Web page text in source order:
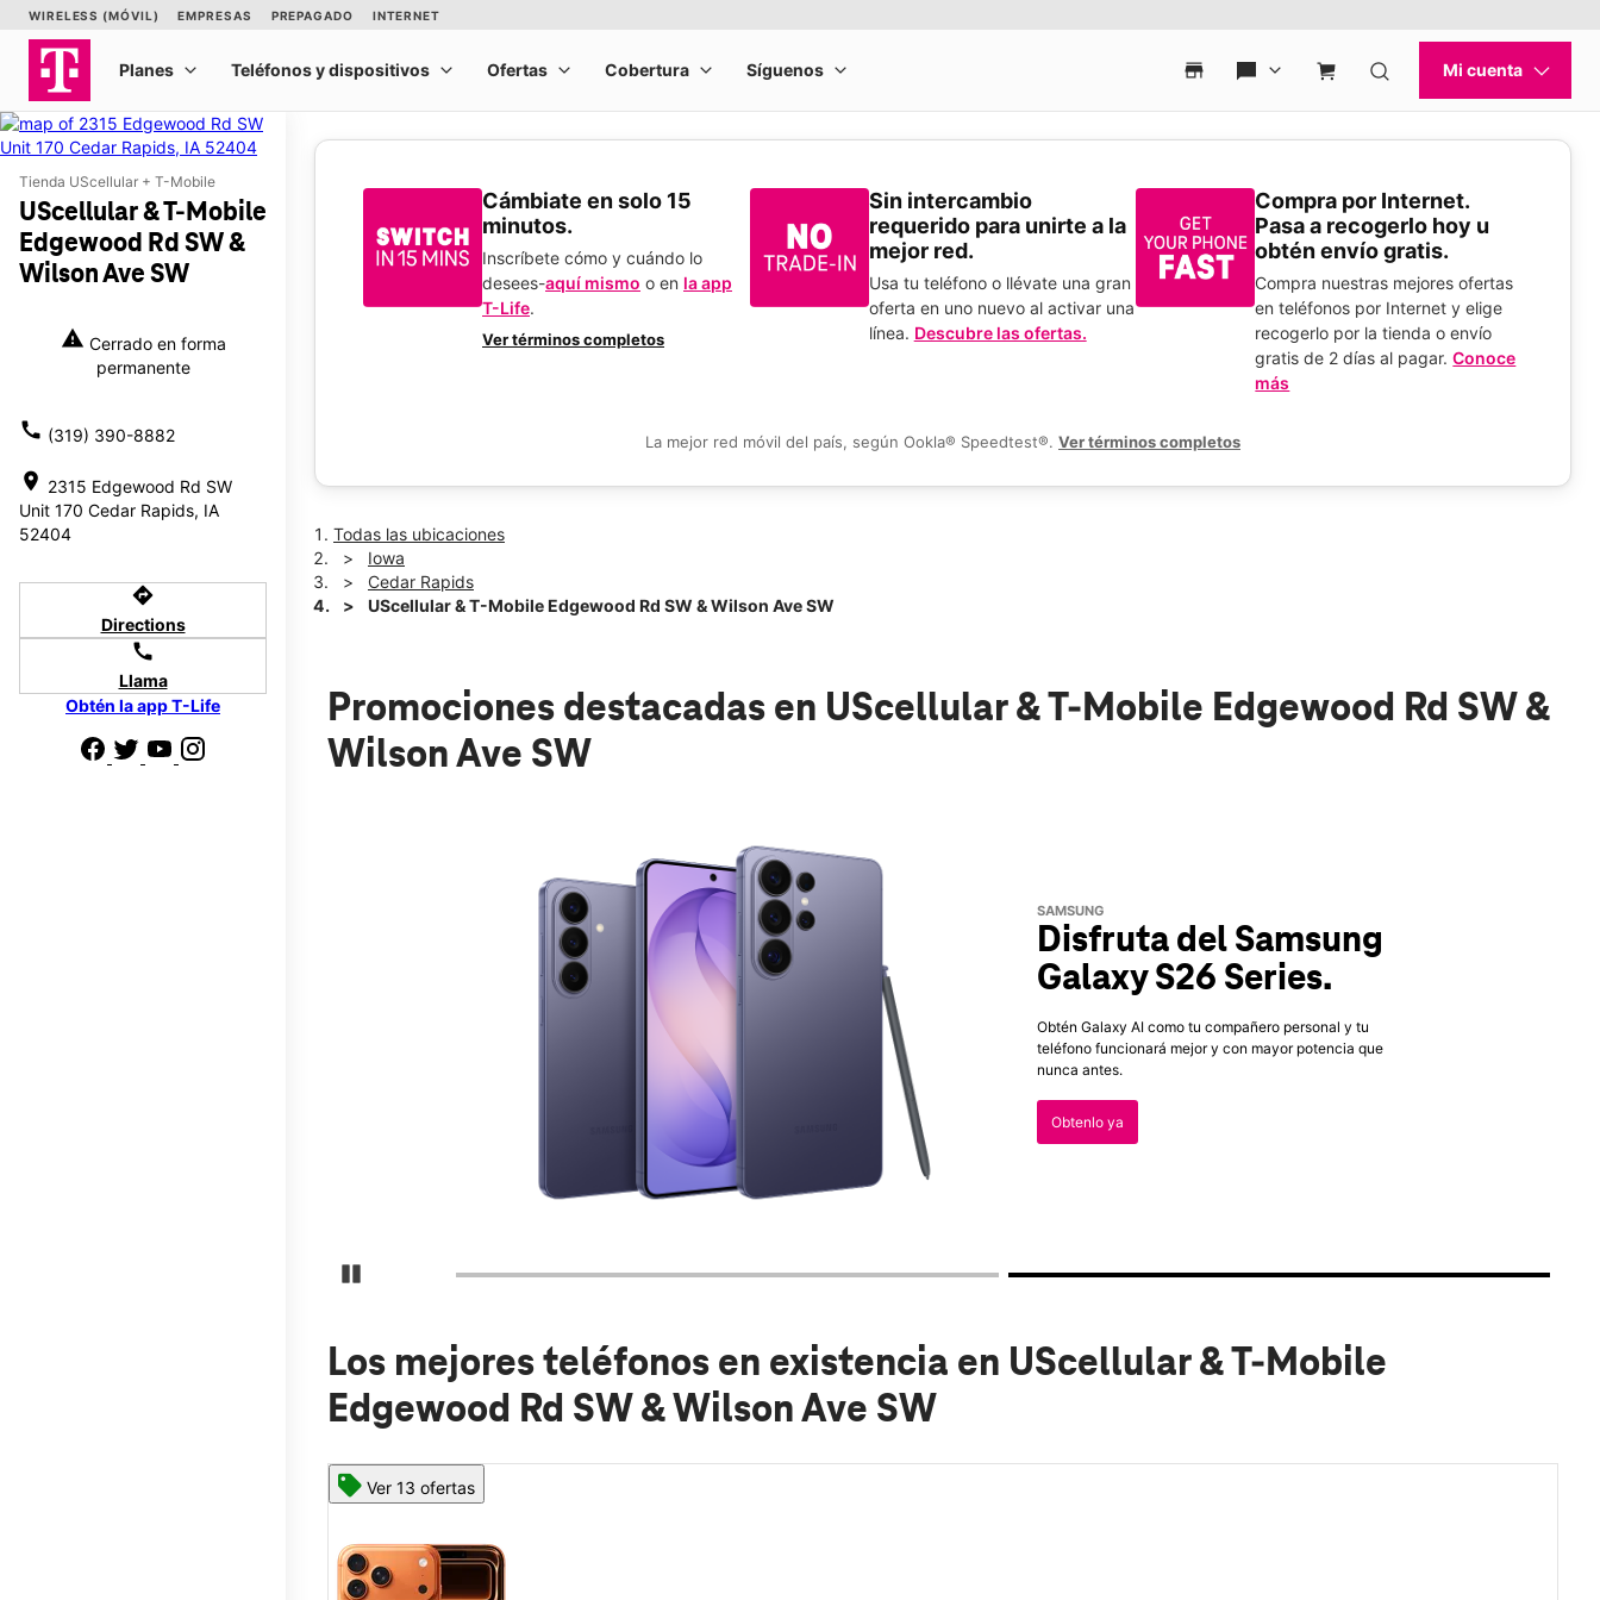
Tienda UScellular + T-Mobile
UScellular & T-Mobile
Edgewood Rd SW &
Wilson Ave SW
warning Cerrado en forma
permanente
call (319) 390-8882
location_on 2315 Edgewood Rd SW
Unit 170 Cedar Rapids, IA
52404
directions
Directions
call
Llama
Obtén la app T-Life
​​​​​​​Cámbiate en solo 15
minutos.
Inscríbete cómo y cuándo lo
desees-aquí mismo o en la app
T-Life.
Ver términos completos
Sin intercambio
requerido para unirte a la
mejor red.
Usa tu teléfono o llévate una gran
oferta en uno nuevo al activar una
línea. Descubre las ofertas.
Compra por Internet.
Pasa a recogerlo hoy u
obtén envío gratis.
Compra nuestras mejores ofertas
en teléfonos por Internet y elige
recogerlo por la tienda o envío
gratis de 2 días al pagar.Conoce
más
La mejor red móvil del país, según Ookla® Speedtest®. Ver términos completos
Todas las ubicaciones
Iowa
Cedar Rapids
UScellular & T-Mobile Edgewood Rd SW & Wilson Ave SW
Promociones destacadas en UScellular & T-Mobile Edgewood Rd SW &
Wilson Ave SW
Detener carrusel
SAMSUNG
Disfruta del Samsung
Galaxy S26 Series.
Obtén Galaxy AI como tu compañero personal y tu
teléfono funcionará mejor y con mayor potencia que
nunca antes.
Obtenlo ya
Los mejores teléfonos en existencia en UScellular & T-Mobile
Edgewood Rd SW & Wilson Ave SW
Ver 13 ofertas